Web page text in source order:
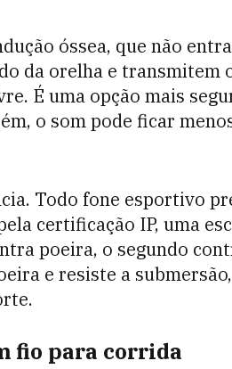
óssea, que não
da orelha e transmitem
É uma opção mais
o som pode ficar
Todo fone esportivo
certificação IP, uma
poeira, o segundo
e resiste a
fio para corrida